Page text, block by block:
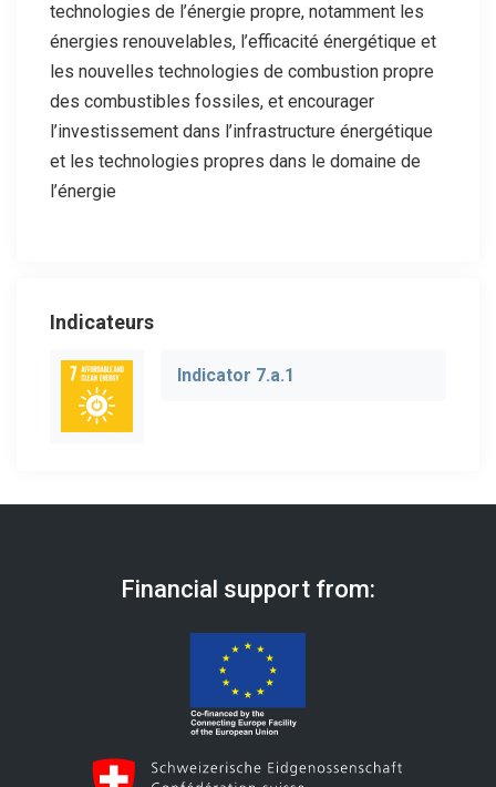
technologies de l’énergie propre, notamment les
énergies renouvelables, l’efficacité énergétique et
les nouvelles technologies de combustion propre
des combustibles fossiles, et encourager
l’investissement dans l’infrastructure énergétique
et les technologies propres dans le domaine de
l’énergie
Indicateurs
Indicator 7.a.1
Financial support from: